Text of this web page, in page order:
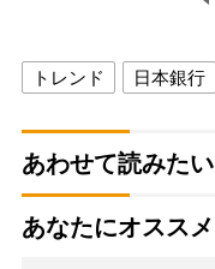
トレンド 日本銀行
あわせて読みたい
あなたにオススメ